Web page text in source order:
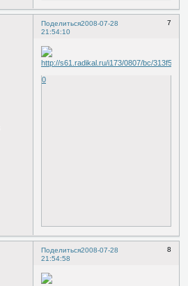
Поделиться 7
2008-07-28
21:54:10
0
Поделиться 8
2008-07-28
21:54:58